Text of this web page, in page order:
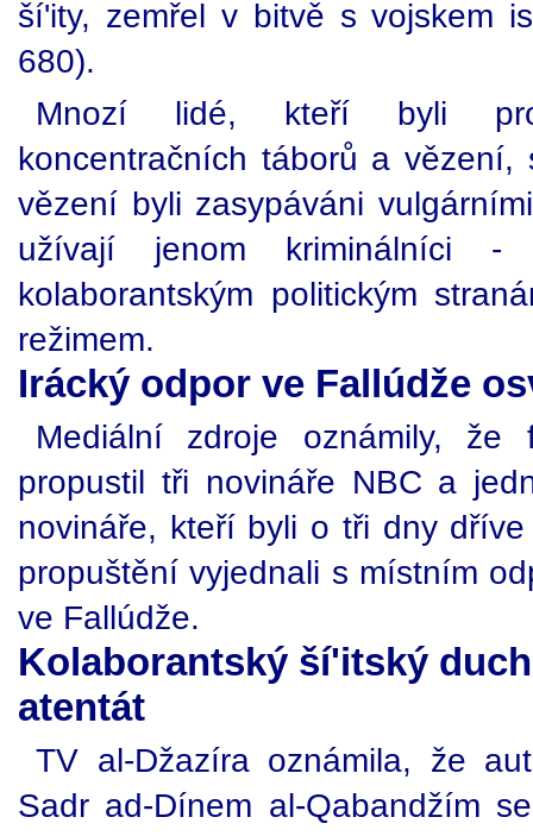
ší'ity, zemřel v bitvě s vojskem
680).
Mnozí lidé, kteří byli
koncentračních táborů a
vězení byli zasypáváni
užívají jenom kriminálníci
kolaborantským politickým
režimem.
Irácký odpor ve Fallúdže
Mediální zdroje oznámily, že
propustil tři novináře NBC a
novináře, kteří byli o tři dny
propuštění vyjednali s místním
ve Fallúdže.
Kolaborantský ší'itský
atentát
TV al-Džazíra oznámila, že
Sadr ad-Dínem al-Qabandžím